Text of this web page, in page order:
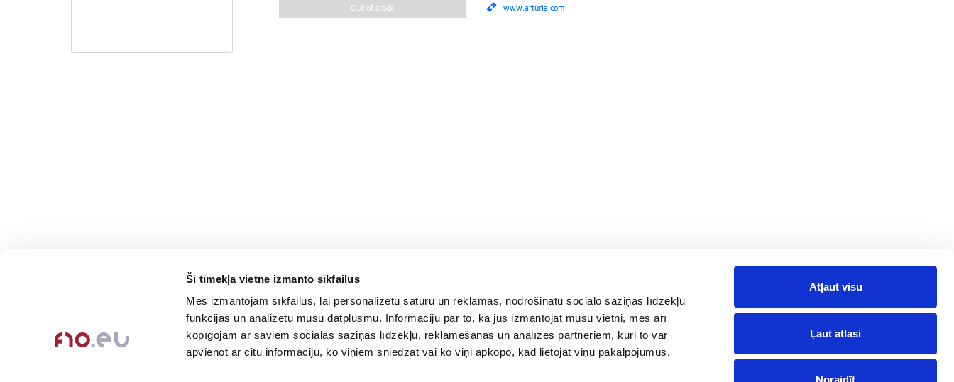
Šī tīmekļa vietne izmanto sīkfailus
Mēs izmantojam sīkfailus, lai personalizētu saturu un reklāmas, nodrošinātu sociālo saziņas līdzekļu
funkcijas un analizētu mūsu datplūsmu. Informāciju par to, kā jūs izmantojat mūsu vietni, mēs arī
kopīgojam ar saviem sociālās saziņas līdzekļu, reklamēšanas un analīzes partneriem, kuri to var
apvienot ar citu informāciju, ko viņiem sniedzat vai ko viņi apkopo, kad lietojat viņu pakalpojumus.
Atļaut visu
Ļaut atlasi
Noraidīt
Out of stock www.arturia.com
Lilas
About Us
Feedback
Delivery and payment
Warranty and Refunds
FAQ
PC Configurer
News
Follow Us on
Social Media